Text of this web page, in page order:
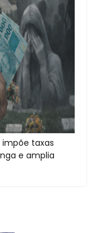
impõe taxas
e amplia